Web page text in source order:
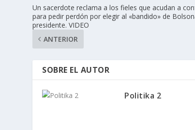
Un sacerdote reclama a los fieles que acudan a
para pedir perdón por elegir al «bandido» de
presidente. VIDEO
ANTERIOR
SOBRE EL AUTOR
Politika 2